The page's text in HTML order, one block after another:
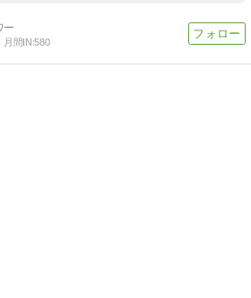
月間IN:580